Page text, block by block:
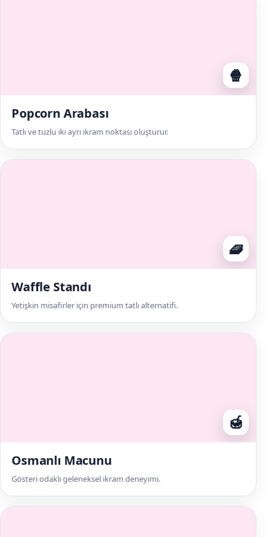
🍿
Popcorn Arabası
Tatlı ve tuzlu iki ayrı ikram noktası oluşturur.
🧇
Waffle Standı
Yetişkin misafirler için premium tatlı alternatifi.
🍯
Osmanlı Macunu
Gösteri odaklı geleneksel ikram deneyimi.